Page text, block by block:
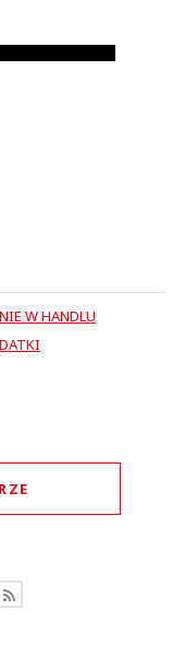
W HANDLU